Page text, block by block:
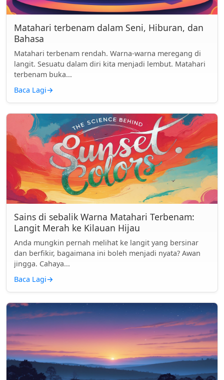
Matahari terbenam dalam Seni, Hiburan, dan
Bahasa
Matahari terbenam rendah. Warna-warna meregang di
langit. Sesuatu dalam diri kita menjadi lembut. Matahari
terbenam buka...
Baca Lagi→
Sains di sebalik Warna Matahari Terbenam:
Langit Merah ke Kilauan Hijau
Anda mungkin pernah melihat ke langit yang bersinar
dan berfikir, bagaimana ini boleh menjadi nyata? Awan
jingga. Cahaya...
Baca Lagi→